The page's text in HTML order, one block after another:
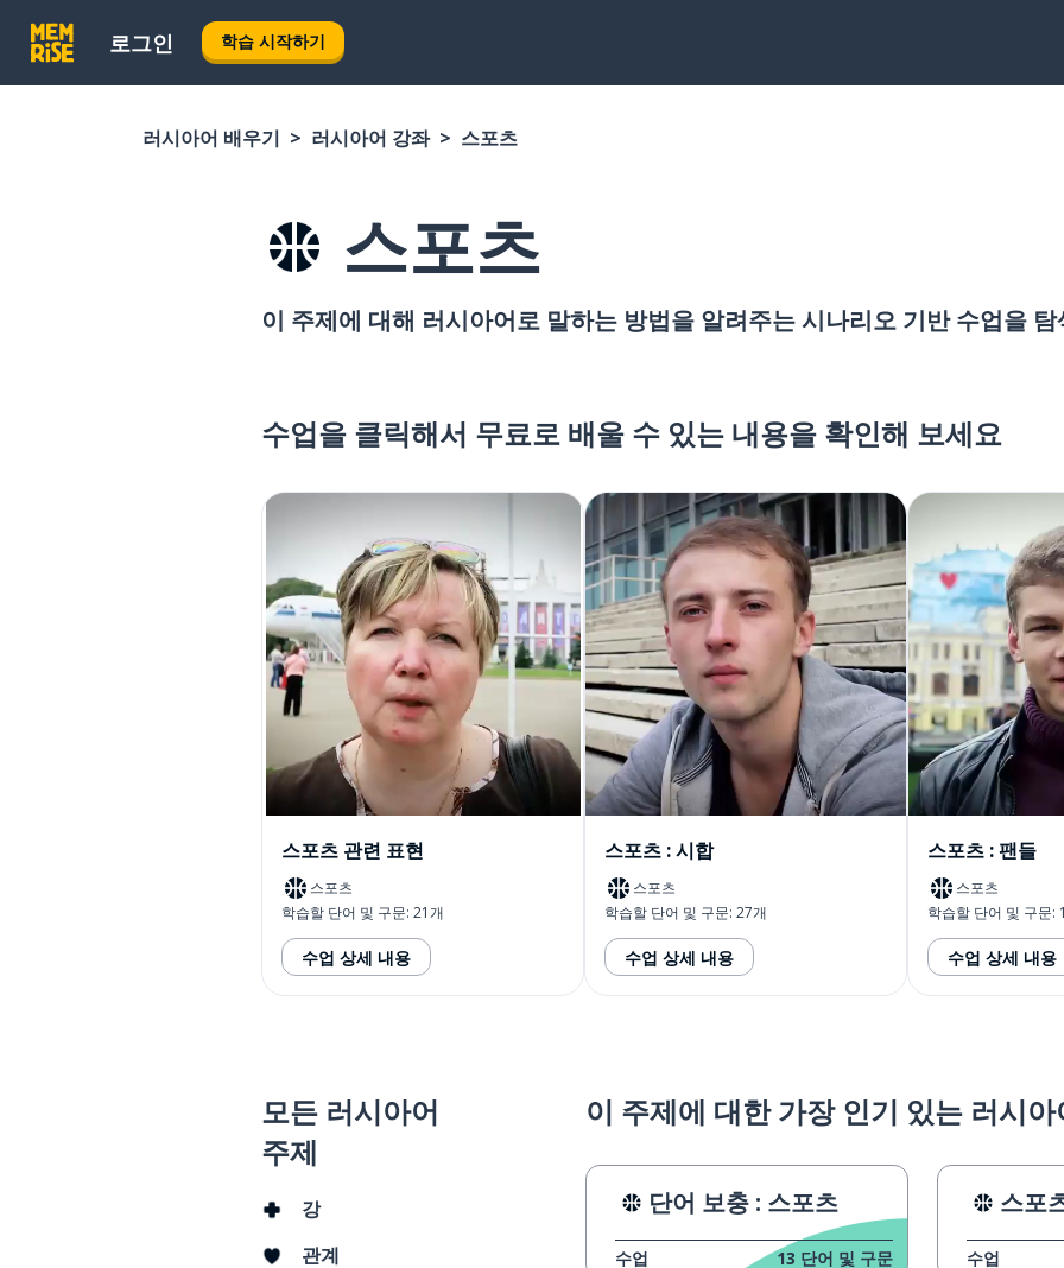
로그인 학습 시작하기
러시아어 배우기 러시아어 강좌 스포츠
스포츠
이 주제에 대해 러시아어로 말하는 방법을 알려주는 시나리오 기반 수업을
수업을 클릭해서 무료로 배울 수 있는 내용을 확인해 보세요
스포츠 관련 표현
스포츠
학습할 단어 및 구문: 21개
수업 상세 내용
스포츠 : 시합
스포츠
학습할 단어 및 구문: 27개
수업 상세 내용
스포츠 : 팬들
스포츠
학습할 단어 및 구문:
수업 상세 내용
모든 러시아어
주제
강
관계
이 주제에 대한 가장 인기 있는 러시
단어 보충 : 스포츠
수업 13 단어 및 구문
스포
수업